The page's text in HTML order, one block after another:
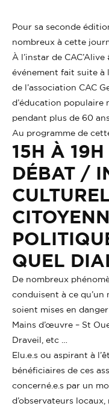
Pour sa seconde
nombreux à cette
À l’instar de
événement fait suite à
de l’association CAC
d’éducation populaire
pendant plus de 60 ans.
Au programme de
15H À
DÉBAT /
QUEL
De nombreux
conduisent à ce qu’un
soient mises en danger
Mains d’œuvre – St
Draveil, etc …
Elu.e.s ou aspirant à
bénéficiaires de ces
concerné.e.s par un
d’observateurs